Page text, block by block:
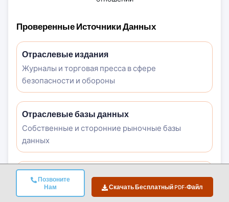
Позвоните
Нам
Скачать Бесплатный PDF-Файл
Проверенные Источники Данных
Отраслевые издания
Журналы и торговая пресса в сфере
безопасности и обороны
Отраслевые базы данных
Собственные и сторонние рыночные базы
данных
Нормативные документы
Государственные закупочные записи и